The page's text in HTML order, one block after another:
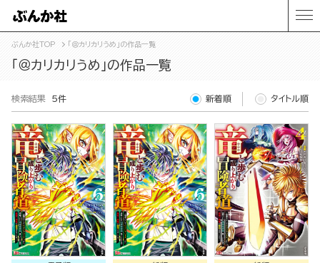
ぶんか社TOP 「＠カリカリうめ」の作品一覧
「＠カリカリうめ」の作品一覧
検索結果 5件 新着順 タイトル順